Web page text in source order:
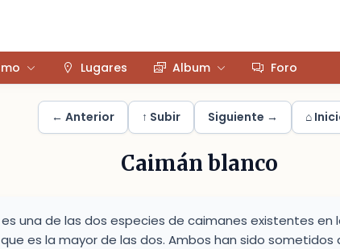
Lugares Album Foro
← Anterior ↑ Subir Siguiente → ⌂
Caimán blanco
una de las dos especies de caimanes existentes en
es la mayor de las dos. Ambos han sido sometidos